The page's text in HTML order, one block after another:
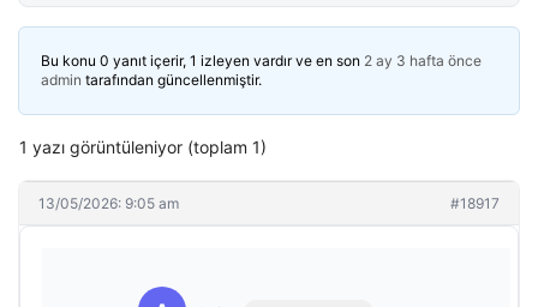
Bu konu 0 yanıt içerir, 1 izleyen vardır ve en son 2 ay 3 hafta önce
admin tarafından güncellenmiştir.
1 yazı görüntüleniyor (toplam 1)
13/05/2026: 9:05 am #18917